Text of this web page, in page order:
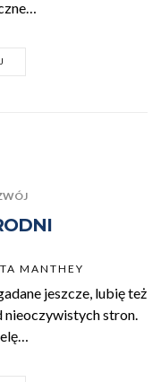
MANTHEY
jeszcze, lubię też
stron.